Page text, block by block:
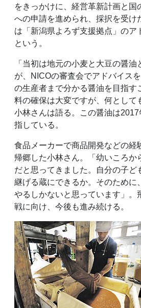
をきっかけに、経営革新計画と国
への申請を進められ、採択を受け
は「新潟県よろず支援拠点」のア
という。
「当初は地元の小麦と大豆の醤油
が、NICOの審査会でアドバイス
の生産者まで分かる醤油を目指す
料の確保は大変ですが、何として
小林さんは語る。この醤油は2017
指している。
食品メーカーで商品開発などの経
帰郷した小林さん。「幼いころか
だと思ってきました。自分の子ど
継げる蔵にできるか。そのために
やるしかないと思っています」。
戦に向け、今後も進み続ける。